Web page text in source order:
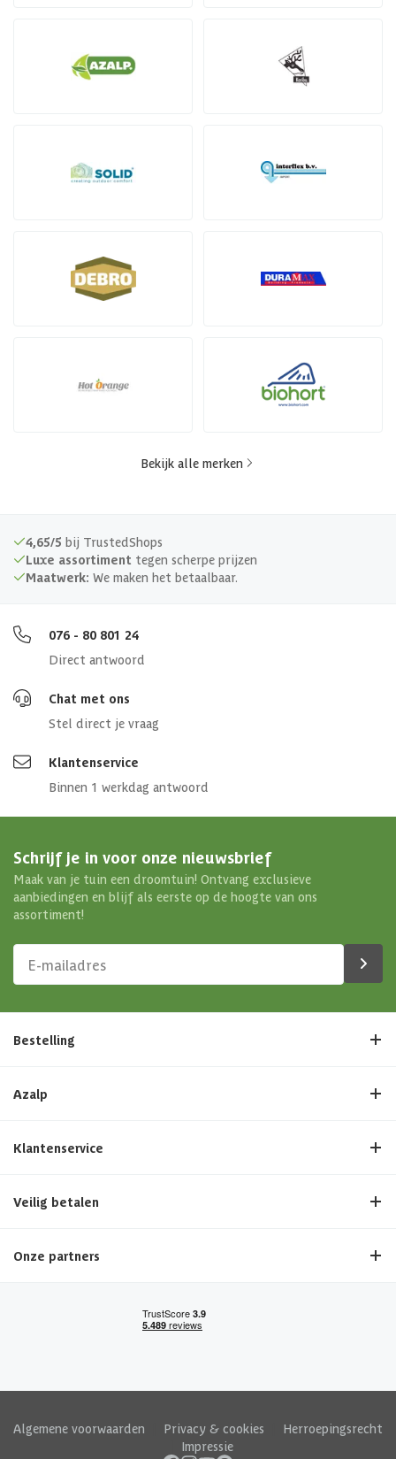
Bekijk alle merken
4,65/5 bij TrustedShops
Luxe assortiment tegen scherpe prijzen
Maatwerk: We maken het betaalbaar.
076 - 80 801 24
Direct antwoord
Chat met ons
Stel direct je vraag
Klantenservice
Binnen 1 werkdag antwoord
Schrijf je in voor onze nieuwsbrief
Maak van je tuin een droomtuin! Ontvang exclusieve
aanbiedingen en blijf als eerste op de hoogte van ons
assortiment!
Bestelling
Azalp
Klantenservice
Veilig betalen
Onze partners
Algemene voorwaarden Privacy & cookies
Herroepingsrecht
Impressie